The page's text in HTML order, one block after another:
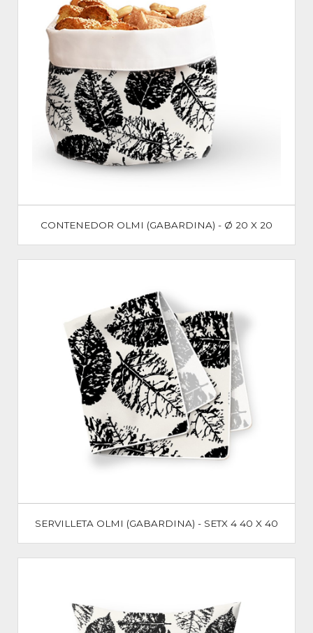
CONTENEDOR OLMI (GABARDINA) - Ø 20 X 20
SERVILLETA OLMI (GABARDINA) - SETX 4 40 X 40